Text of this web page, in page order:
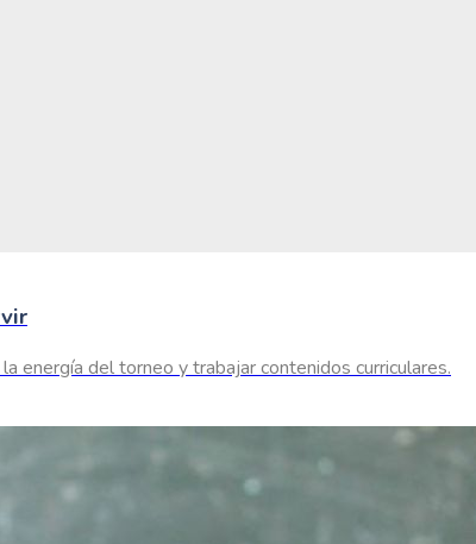
energía del torneo y trabajar contenidos curriculares.